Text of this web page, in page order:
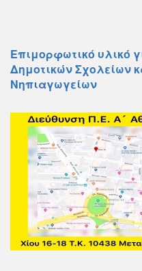
Επιμορφωτικό υλικό
Δημοτικών Σχολείων
Νηπιαγωγείων